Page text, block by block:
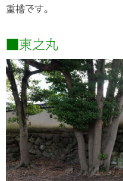
重櫓です。
■東之丸